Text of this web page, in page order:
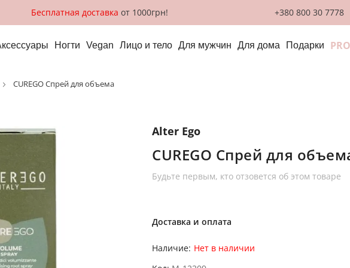
Бесплатная доставка от 1000грн! +380 800 30 7778
Ногти Vegan Лицо и тело Для мужчин Для дома Подарки
CUREGO Спрей для объема
Alter Ego
CUREGO Спрей для
Будьте первым, кто отзовется об этом товаре
Доставка и оплата
Наличие: Нет в наличии